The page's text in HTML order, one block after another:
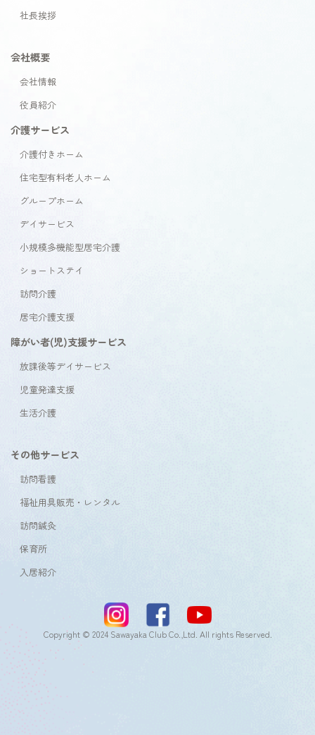
社長挨拶
会社概要
会社情報
役員紹介
介護サービス
介護付きホーム
住宅型有料老人ホーム
グループホーム
デイサービス
小規模多機能型居宅介護
ショートステイ
訪問介護
居宅介護支援
障がい者(児)支援サービス
放課後等デイサービス
児童発達支援
生活介護
その他サービス
訪問看護
福祉用具販売・レンタル
訪問鍼灸
保育所
入居紹介
Copyright © 2024 Sawayaka Club Co.,Ltd. All rights Reserved.